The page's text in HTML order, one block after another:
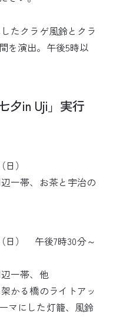
たクラゲ風鈴とクラ
を演出。午後5時以
夕in Uji」実行
）
一帯、お茶と宇治の
日） 午後7時30分～
一帯、他
かる橋のライトアッ
マにした灯籠、風鈴